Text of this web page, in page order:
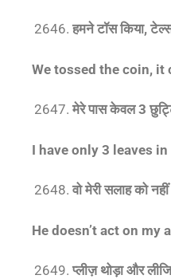
हमने टॉस किया,
We tossed the coin, it
मेरे पास केवल 3
I have only 3 leaves
वो मेरी सलाह को
He doesn’t act on my
प्लीज़ थोड़ा और